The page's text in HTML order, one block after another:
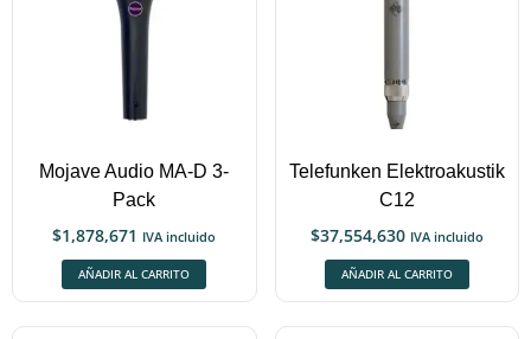
Mojave Audio MA-D 3-
Pack
$1,878,671 IVA incluido
AÑADIR AL CARRITO
Telefunken Elektroakustik
C12
$37,554,630 IVA incluido
AÑADIR AL CARRITO